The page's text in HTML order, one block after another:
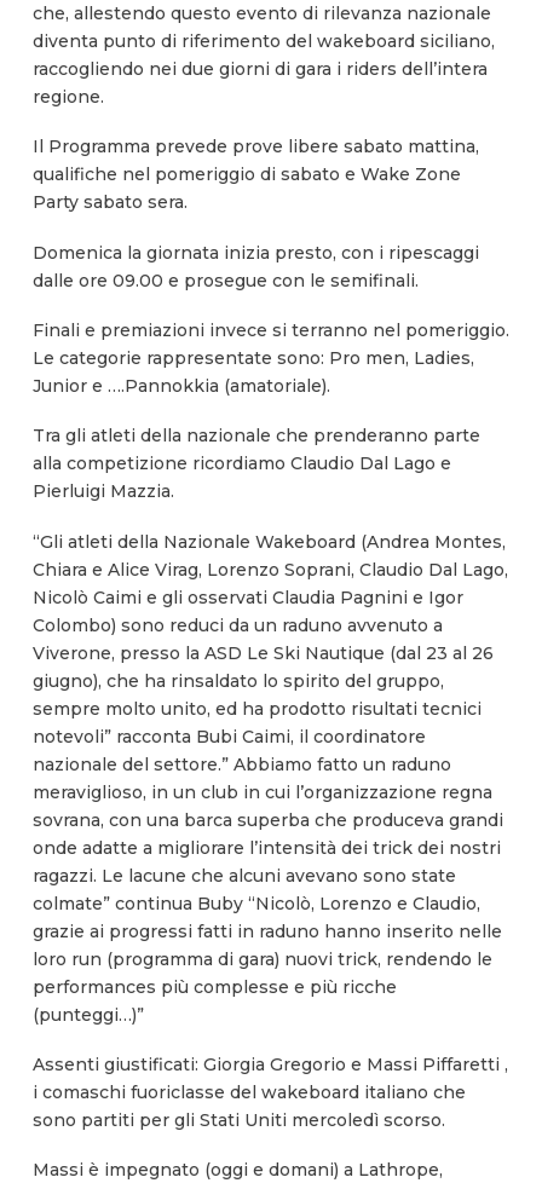
che, allestendo questo evento di rilevanza nazionale
diventa punto di riferimento del wakeboard siciliano,
raccogliendo nei due giorni di gara i riders dell’intera
regione.
Il Programma prevede prove libere sabato mattina,
qualifiche nel pomeriggio di sabato e Wake Zone
Party sabato sera.
Domenica la giornata inizia presto, con i ripescaggi
dalle ore 09.00 e prosegue con le semifinali.
Finali e premiazioni invece si terranno nel pomeriggio.
Le categorie rappresentate sono: Pro men, Ladies,
Junior e ….Pannokkia (amatoriale).
Tra gli atleti della nazionale che prenderanno parte
alla competizione ricordiamo Claudio Dal Lago e
Pierluigi Mazzia.
“Gli atleti della Nazionale Wakeboard (Andrea Montes,
Chiara e Alice Virag, Lorenzo Soprani, Claudio Dal Lago,
Nicolò Caimi e gli osservati Claudia Pagnini e Igor
Colombo) sono reduci da un raduno avvenuto a
Viverone, presso la ASD Le Ski Nautique (dal 23 al 26
giugno), che ha rinsaldato lo spirito del gruppo,
sempre molto unito, ed ha prodotto risultati tecnici
notevoli” racconta Bubi Caimi, il coordinatore
nazionale del settore.” Abbiamo fatto un raduno
meraviglioso, in un club in cui l’organizzazione regna
sovrana, con una barca superba che produceva grandi
onde adatte a migliorare l’intensità dei trick dei nostri
ragazzi. Le lacune che alcuni avevano sono state
colmate” continua Buby “Nicolò, Lorenzo e Claudio,
grazie ai progressi fatti in raduno hanno inserito nelle
loro run (programma di gara) nuovi trick, rendendo le
performances più complesse e più ricche
(punteggi…)”
Assenti giustificati: Giorgia Gregorio e Massi Piffaretti ,
i comaschi fuoriclasse del wakeboard italiano che
sono partiti per gli Stati Uniti mercoledì scorso.
Massi è impegnato (oggi e domani) a Lathrope,